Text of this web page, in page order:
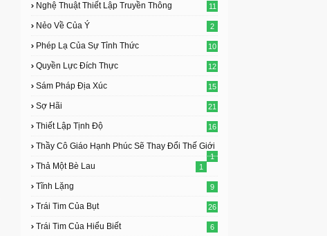
Nghệ Thuật Thiết Lập Truyền Thông 11
Nẻo Về Của Ý 2
Phép Lạ Của Sự Tỉnh Thức 10
Quyền Lực Đích Thực 12
Sám Pháp Địa Xúc 15
Sợ Hãi 21
Thiết Lập Tịnh Độ 16
Thầy Cô Giáo Hạnh Phúc Sẽ Thay Đổi Thế Giới
1
Thả Một Bè Lau 1
Tĩnh Lặng 9
Trái Tim Của Bụt 26
Trái Tim Của Hiểu Biết 6